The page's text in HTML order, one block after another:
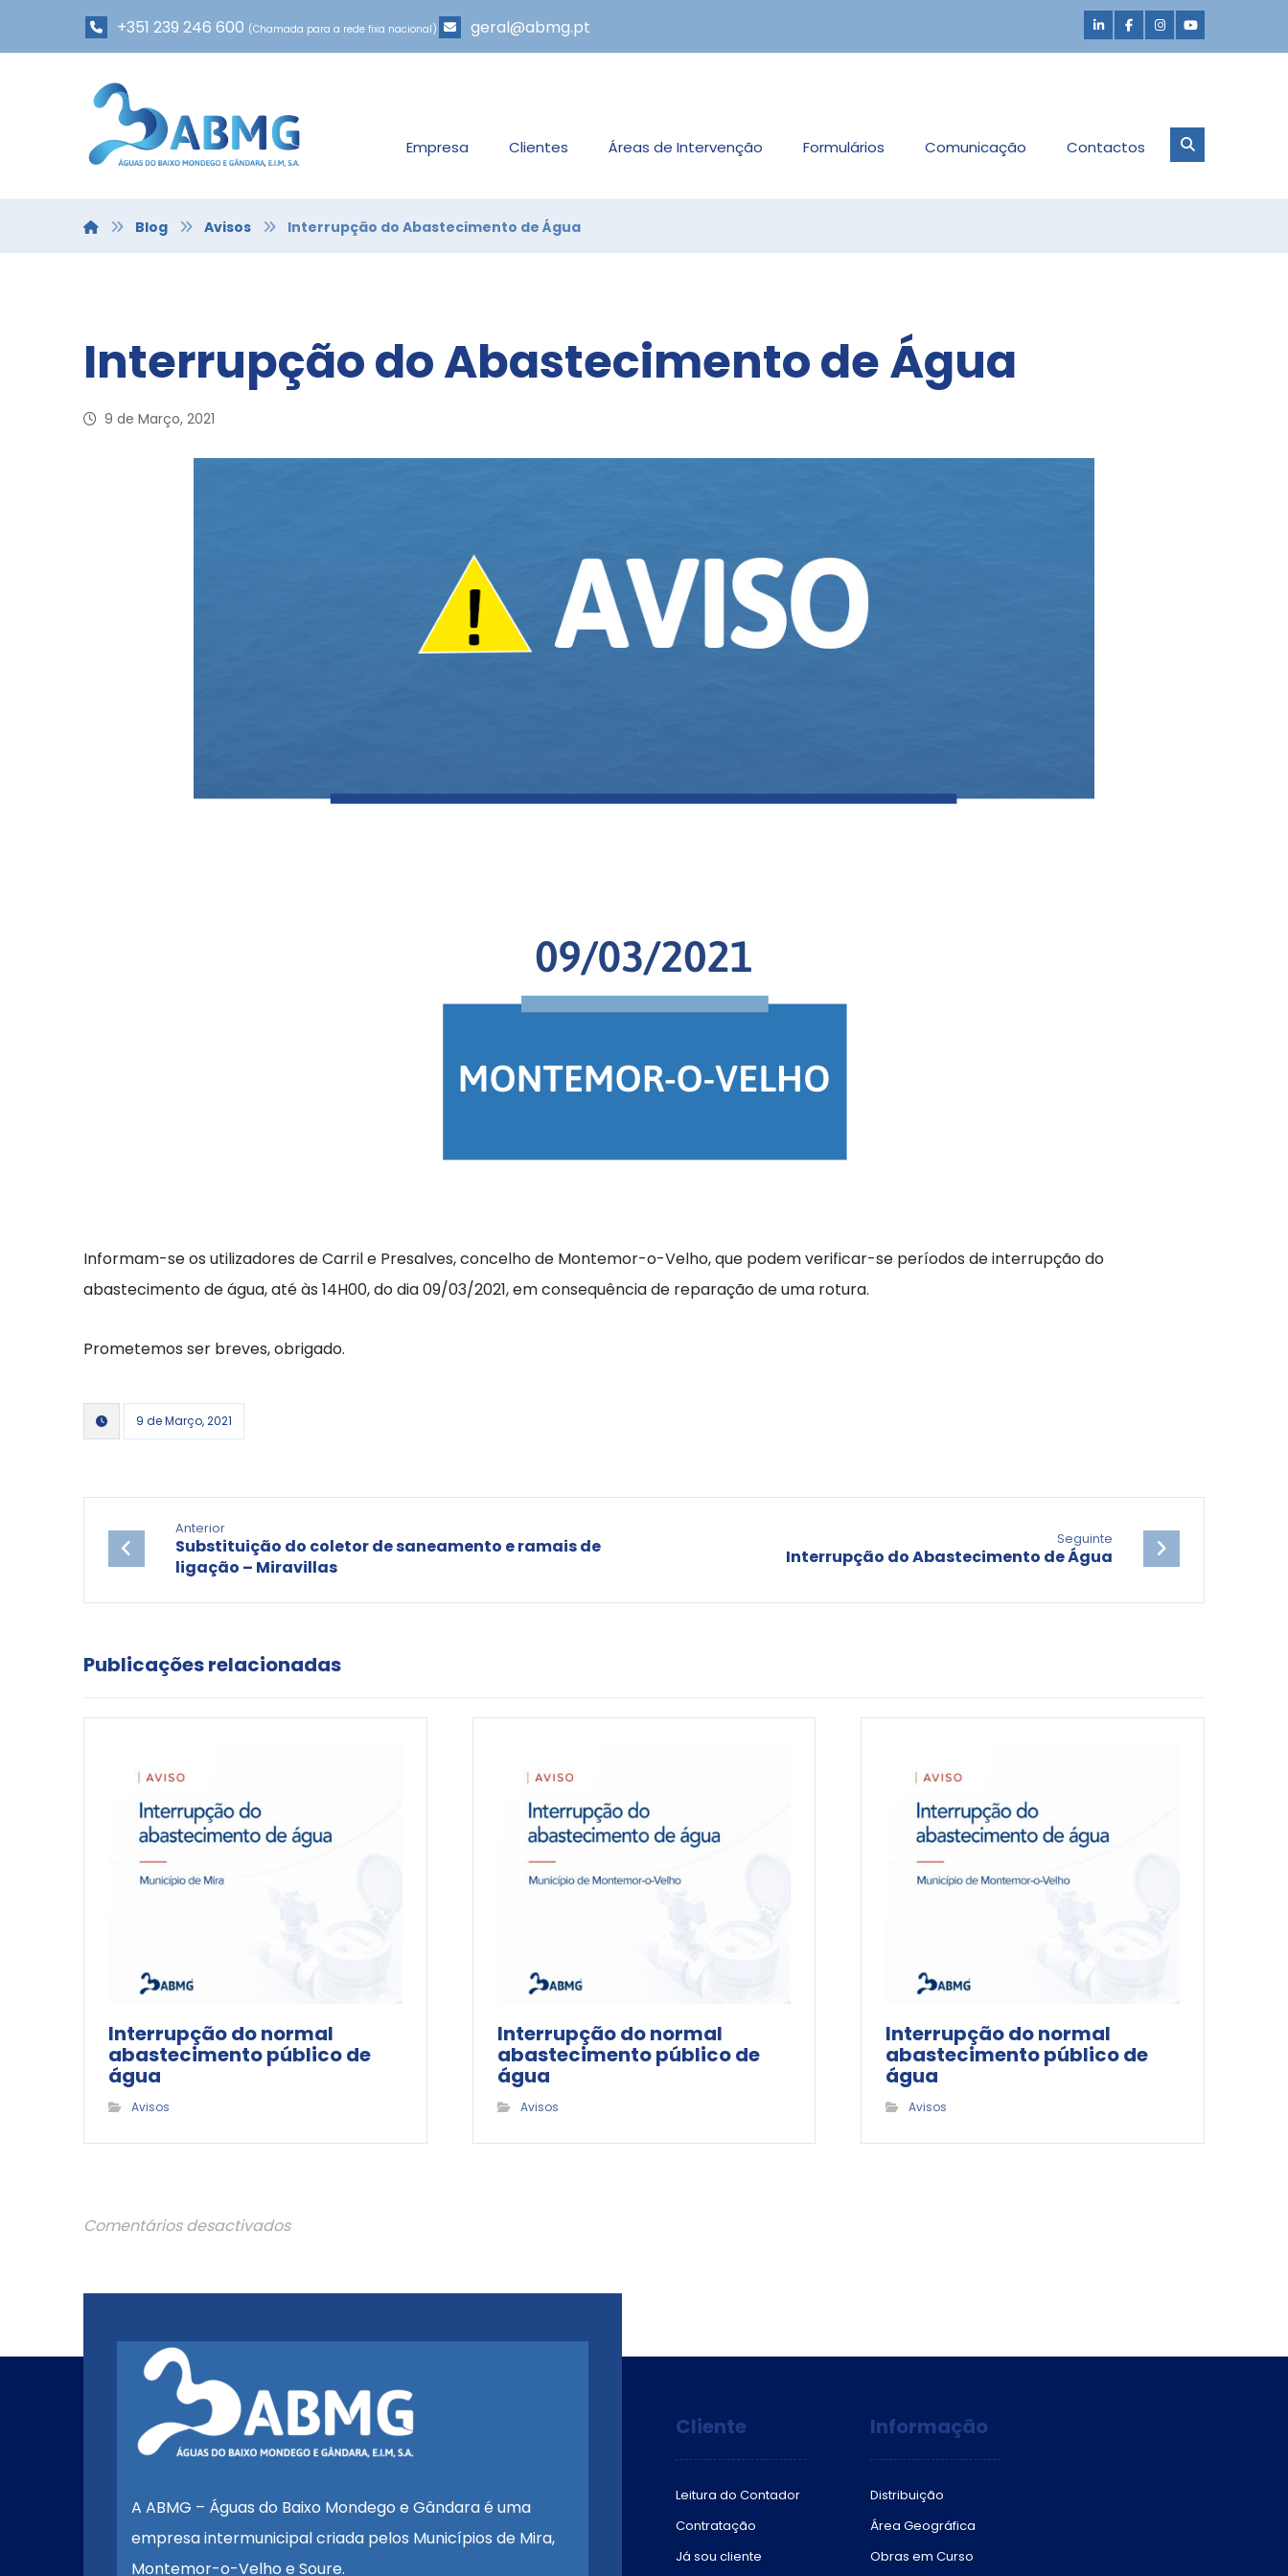
+351 239 246 600 (Chamada para a rede fixa nacional) geral@abmg.pt
Empresa Clientes Áreas de Intervenção Formulários Comunicação Contactos
Blog Avisos Interrupção do Abastecimento de Água
Interrupção do Abastecimento de Água
9 de Março, 2021
Informam-se os utilizadores de Carril e Presalves, concelho de Montemor-o-Velho, que podem verificar-se períodos de interrupção do
abastecimento de água, até às 14H00, do dia 09/03/2021, em consequência de reparação de uma rotura.
Prometemos ser breves, obrigado.
9 de Março, 2021
Anterior
Substituição do coletor de saneamento e ramais de
ligação – Miravillas
Seguinte
Interrupção do Abastecimento de Água
Publicações relacionadas
Interrupção do normal
abastecimento público de
água
Avisos
Interrupção do normal
abastecimento público de
água
Avisos
Interrupção do normal
abastecimento público de
água
Avisos
Comentários desactivados
A ABMG – Águas do Baixo Mondego e Gândara é uma
empresa intermunicipal criada pelos Municípios de Mira,
Montemor-o-Velho e Soure.
Cliente
Leitura do Contador
Contratação
Já sou cliente
Informação
Distribuição
Área Geográfica
Obras em Curso